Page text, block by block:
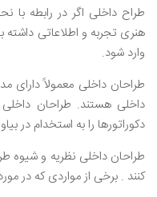
طراح داخلی اگر در رابطه با
هنری تجربه و اطلاعاتی داشته
وارد شود.
طراحان داخلی معمولاً دارای
داخلی هستند. طراحان
دکوراتورها را به استخدام در
طراحان داخلی نظریه و شیوه
کنند . برخی از مواردی که در